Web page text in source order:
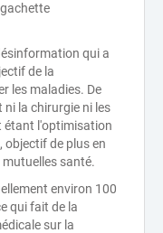
qui a
de la
les maladies. De
la chirurgie ni les
étant l'optimisation
objectif de plus en
santé.
environ 100
qui fait de la
sur la